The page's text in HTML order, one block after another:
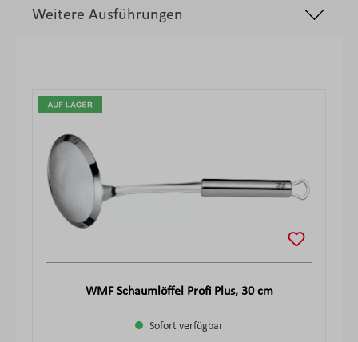
Weitere Ausführungen
WMF Schaumlöffel Profi Plus, 30 cm
Sofort verfügbar